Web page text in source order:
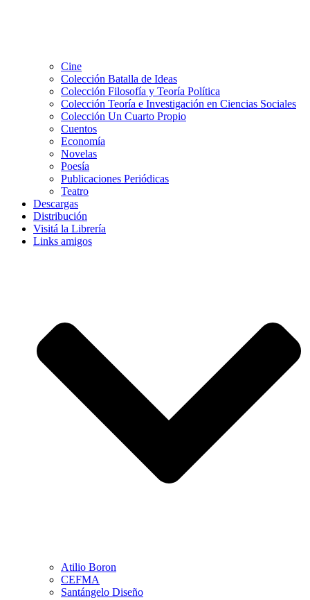
Cine
Colección Batalla de Ideas
Colección Filosofía y Teoría Política
Colección Teoría e Investigación en Ciencias Sociales
Colección Un Cuarto Propio
Cuentos
Economía
Novelas
Poesía
Publicaciones Periódicas
Teatro
Descargas
Distribución
Visitá la Librería
Links amigos
Atilio Boron
CEFMA
Santángelo Diseño